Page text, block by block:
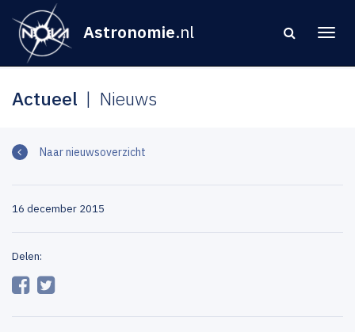
Astronomie.nl
Actueel Nieuws
Naar nieuwsoverzicht
16 december 2015
Delen: